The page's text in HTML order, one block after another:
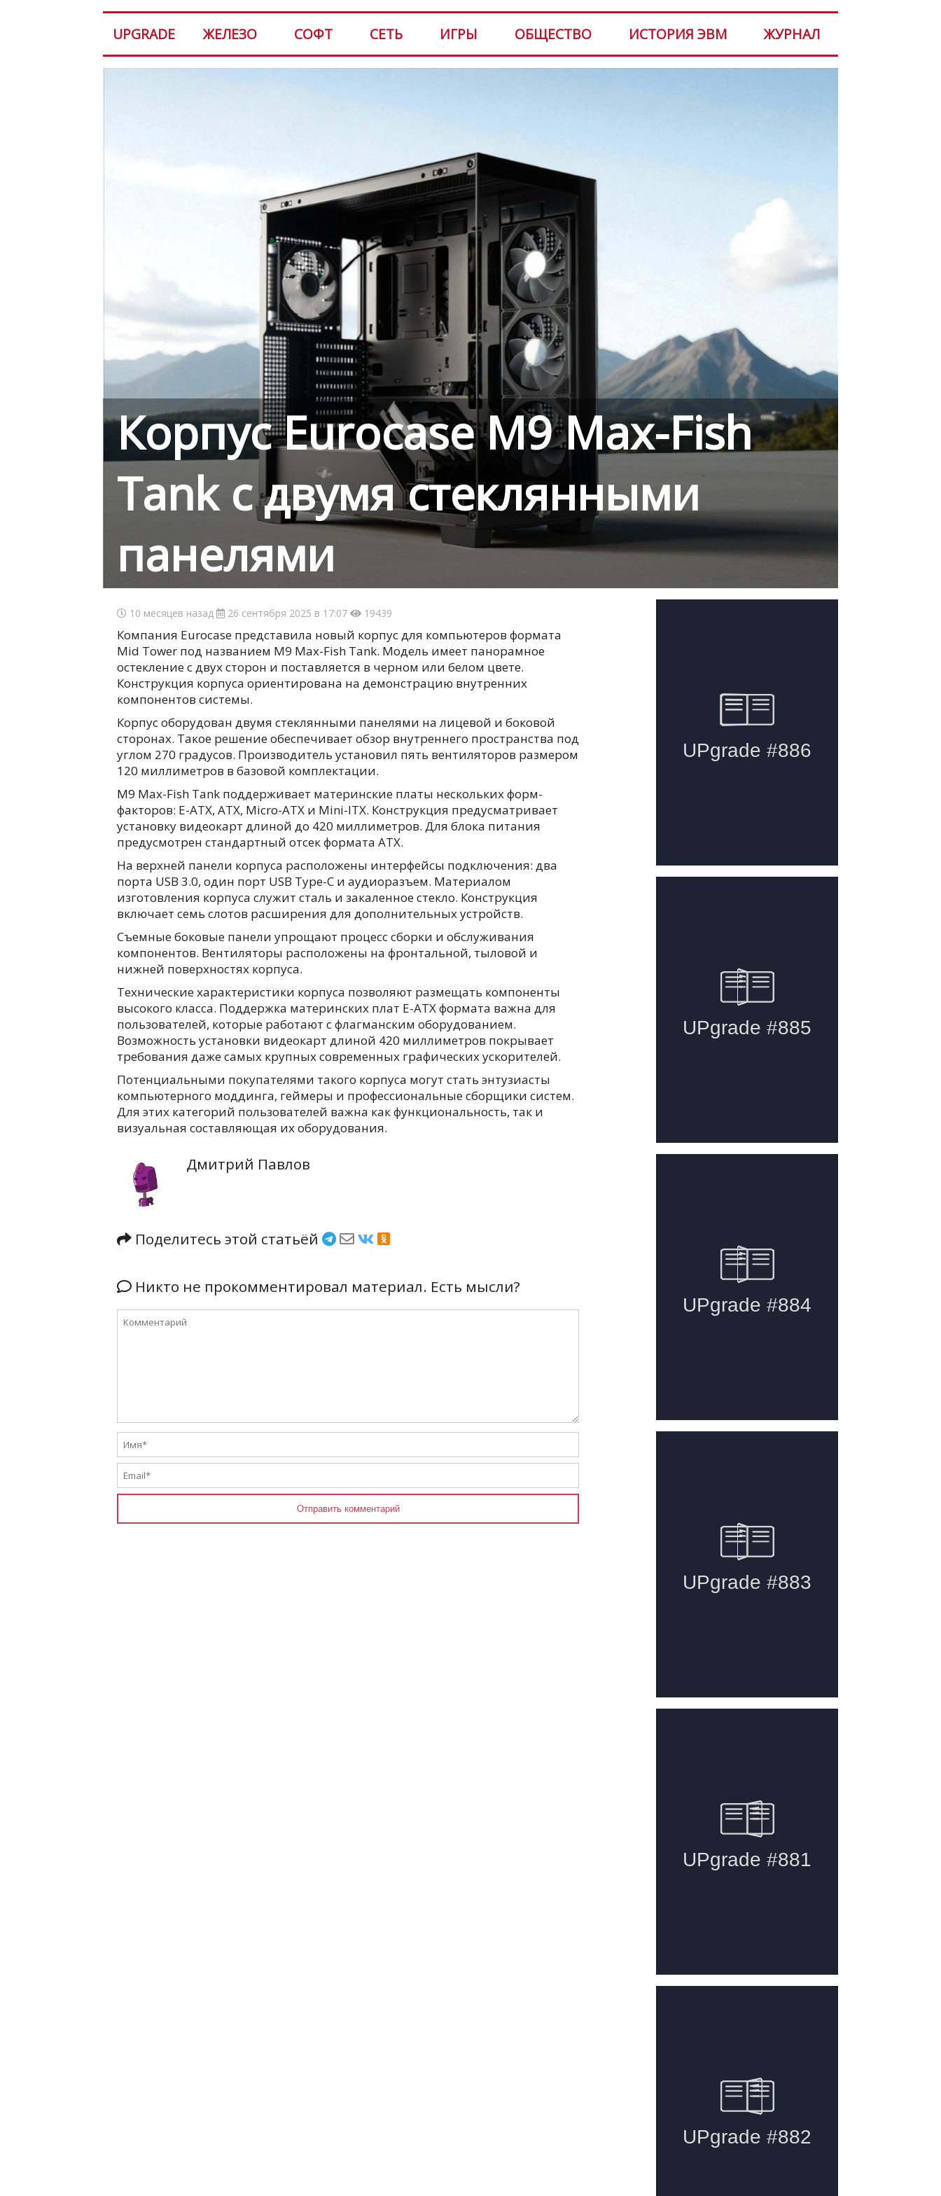
UPGRADE ЖЕЛЕЗО СОФТ СЕТЬ ИГРЫ ОБЩЕСТВО ИСТОРИЯ ЭВМ ЖУРНАЛ
Корпус Eurocase M9 Max-Fish
Tank с двумя стеклянными
панелями
10 месяцев назад 26 сентября 2025 в 17:07 19439
Компания Eurocase представила новый корпус для компьютеров формата
Mid Tower под названием M9 Max-Fish Tank. Модель имеет панорамное
остекление с двух сторон и поставляется в черном или белом цвете.
Конструкция корпуса ориентирована на демонстрацию внутренних
компонентов системы.
Корпус оборудован двумя стеклянными панелями на лицевой и боковой
сторонах. Такое решение обеспечивает обзор внутреннего пространства под
углом 270 градусов. Производитель установил пять вентиляторов размером
120 миллиметров в базовой комплектации.
M9 Max-Fish Tank поддерживает материнские платы нескольких форм-
факторов: E-ATX, ATX, Micro-ATX и Mini-ITX. Конструкция предусматривает
установку видеокарт длиной до 420 миллиметров. Для блока питания
предусмотрен стандартный отсек формата ATX.
На верхней панели корпуса расположены интерфейсы подключения: два
порта USB 3.0, один порт USB Type-C и аудиоразъем. Материалом
изготовления корпуса служит сталь и закаленное стекло. Конструкция
включает семь слотов расширения для дополнительных устройств.
Съемные боковые панели упрощают процесс сборки и обслуживания
компонентов. Вентиляторы расположены на фронтальной, тыловой и
нижней поверхностях корпуса.
Технические характеристики корпуса позволяют размещать компоненты
высокого класса. Поддержка материнских плат E-ATX формата важна для
пользователей, которые работают с флагманским оборудованием.
Возможность установки видеокарт длиной 420 миллиметров покрывает
требования даже самых крупных современных графических ускорителей.
Потенциальными покупателями такого корпуса могут стать энтузиасты
компьютерного моддинга, геймеры и профессиональные сборщики систем.
Для этих категорий пользователей важна как функциональность, так и
визуальная составляющая их оборудования.
Дмитрий Павлов
Поделитесь этой статьёй
Никто не прокомментировал материал. Есть мысли?